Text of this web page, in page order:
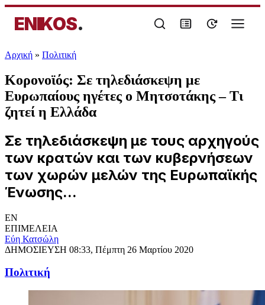
ENIKOS.
Αρχική » Πολιτική
Κορονοϊός: Σε τηλεδιάσκεψη με
Ευρωπαίους ηγέτες ο Μητσοτάκης – Τι
ζητεί η Ελλάδα
Σε τηλεδιάσκεψη με τους αρχηγούς
των κρατών και των κυβερνήσεων
των χωρών μελών της Ευρωπαϊκής
Ένωσης...
EN
ΕΠΙΜΕΛΕΙΑ
Εύη Κατσώλη
ΔΗΜΟΣΙΕΥΣΗ 08:33, Πέμπτη 26 Μαρτίου 2020
Πολιτική